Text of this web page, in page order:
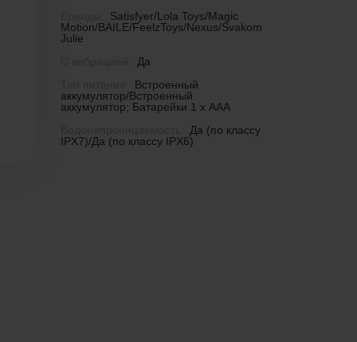
Satisfyer/Lola Toys/Magic
Motion/BAILE/FeelzToys/Nexus/Svakom
Julie
Да
Встроенный
аккумулятор/Встроенный
аккумулятор; Батарейки 1 х ААА
Да (по классу
IPX7)/Да (по классу IPX6)